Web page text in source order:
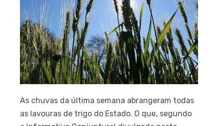
As chuvas da última semana abrangeram todas
as lavouras de trigo do Estado. O que, segundo